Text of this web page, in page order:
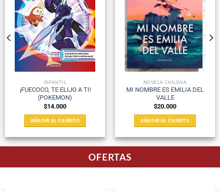
INFANTIL
¡FUECOCO, TE ELIJO A TI!
(POKEMON)
$14.000
AÑADIR AL CARRITO
NOVELA CHILENA
MI NOMBRE ES EMILIA DEL
VALLE
$20.000
AÑADIR AL CARRITO
OFERTAS